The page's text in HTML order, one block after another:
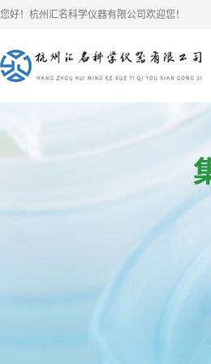
您好！杭州汇名科学仪器有限公司欢迎您！